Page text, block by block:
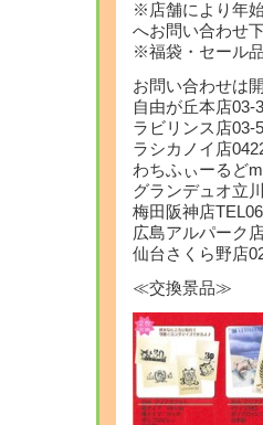
※店舗により年
へお問い合わせ
※福袋・セール
お問い合わせは
自由が丘本店03-
ラビリンス店03-
ラシカノイ店
わちふぃーるど
グランデュオ立
梅田阪神店
広島アルパーク
仙台さくら野店
≪交換景品≫